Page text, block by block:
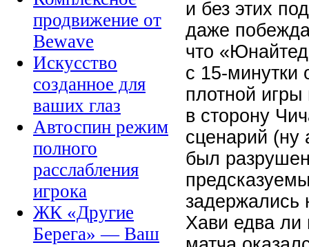
продвижение от
Bewave
Искусство
созданное для
ваших глаз
Автоспин режим
полного
расслабления
игрока
ЖК «Другие
Берега» — Ваш
и без этих
даже
что
с 15-минутки
плотной игры
в сторону
сценарий (ну
был
задержались
Хави едва ли